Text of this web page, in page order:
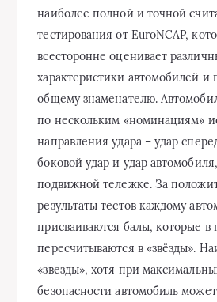
наиболее полной и точной
тестирования от EuroNCAP,
всесторонне оценивает
характеристики автомобилей и
общему знаменателю.
по нескольким «номинациям»
направления удара – удар
боковой удар и удар
подвижной тележке. За
результаты тестов каждому
присваиваются балы, которые в
пересчитываются в «звёзды».
«звезды», хотя при
безопасности автомобиль